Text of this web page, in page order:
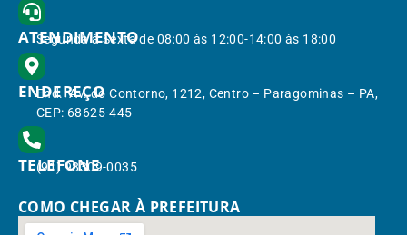
ATENDIMENTO
Segunda à Sexta de 08:00 às 12:00-14:00 às 18:00
ENDEREÇO
End.: Av. do Contorno, 1212, Centro – Paragominas – PA,
CEP: 68625-445
TELEFONE
(91) 98309-0035
COMO CHEGAR À PREFEITURA